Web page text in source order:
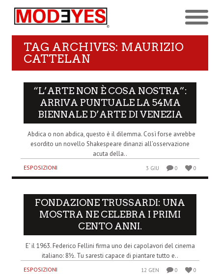
TAG ARCHIVES: MAURIZIO
CATTELAN
“L’ARTE NON È COSA NOSTRA”:
ARRIVA PUNTUALE LA 54MA
BIENNALE D’ARTE DI VENEZIA
Abdica o non abdica, questo è il dilemma. Così forse avrebbe
esordito un novello Shakespeare dinanzi all’osservazione
acuta della..
ESPOSIZIONI 3 GIU 0 0
FONDAZIONE TRUSSARDI: UNA
MOSTRA NE CELEBRA I PRIMI
CENTO ANNI.
E’ il 1963. Federico Fellini firma uno dei capolavori del cinema
italiano: 8½. Tu saresti capace di piantare tutto e..
ESPOSIZIONI 12 GEN 0 0